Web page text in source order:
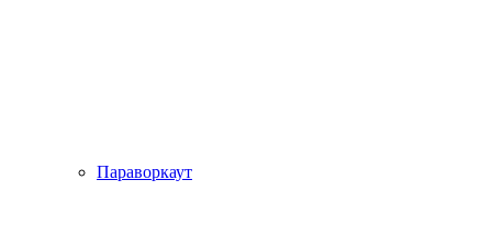
Параворкаут